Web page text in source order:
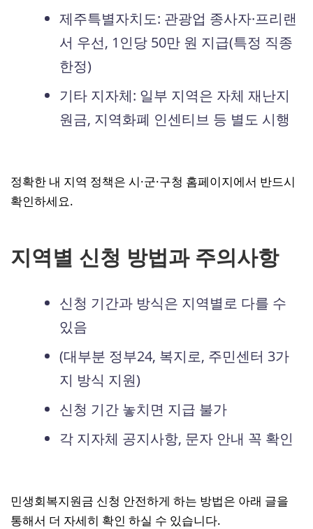
제주특별자치도: 관광업 종사자·프리랜
서 우선, 1인당 50만 원 지급(특정 직종
한정)
기타 지자체: 일부 지역은 자체 재난지
원금, 지역화폐 인센티브 등 별도 시행
정확한 내 지역 정책은 시·군·구청 홈페이지에서 반드시
확인하세요.
지역별 신청 방법과 주의사항
신청 기간과 방식은 지역별로 다를 수
있음
(대부분 정부24, 복지로, 주민센터 3가
지 방식 지원)
신청 기간 놓치면 지급 불가
각 지자체 공지사항, 문자 안내 꼭 확인
민생회복지원금 신청 안전하게 하는 방법은 아래 글을
통해서 더 자세히 확인 하실 수 있습니다.